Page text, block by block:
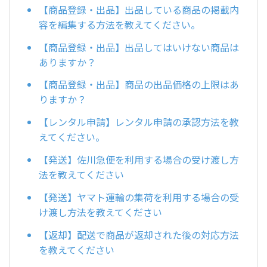
【商品登録・出品】出品している商品の掲載内
容を編集する方法を教えてください。
【商品登録・出品】出品してはいけない商品は
ありますか？
【商品登録・出品】商品の出品価格の上限はあ
りますか？
【レンタル申請】レンタル申請の承認方法を教
えてください。
【発送】佐川急便を利用する場合の受け渡し方
法を教えてください
【発送】ヤマト運輸の集荷を利用する場合の受
け渡し方法を教えてください
【返却】配送で商品が返却された後の対応方法
を教えてください